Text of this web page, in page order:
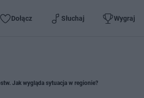
Dołącz Słuchaj Wygraj
Jak wygląda sytuacja w regionie?